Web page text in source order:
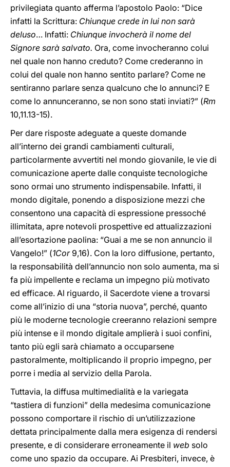
privilegiata quanto afferma l’apostolo Paolo: “Dice
infatti la Scrittura: Chiunque crede in lui non sarà
deluso… Infatti: Chiunque invocherà il nome del
Signore sarà salvato. Ora, come invocheranno colui
nel quale non hanno creduto? Come crederanno in
colui del quale non hanno sentito parlare? Come ne
sentiranno parlare senza qualcuno che lo annunci? E
come lo annunceranno, se non sono stati inviati?” (Rm
10,11.13-15).
Per dare risposte adeguate a queste domande
all’interno dei grandi cambiamenti culturali,
particolarmente avvertiti nel mondo giovanile, le vie di
comunicazione aperte dalle conquiste tecnologiche
sono ormai uno strumento indispensabile. Infatti, il
mondo digitale, ponendo a disposizione mezzi che
consentono una capacità di espressione pressoché
illimitata, apre notevoli prospettive ed attualizzazioni
all’esortazione paolina: “Guai a me se non annuncio il
Vangelo!” (1Cor9,16). Con la loro diffusione, pertanto,
la responsabilità dell’annuncio non solo aumenta, ma si
fa più impellente e reclama un impegno più motivato
ed efficace. Al riguardo, il Sacerdote viene a trovarsi
come all’inizio di una “storia nuova”, perché, quanto
più le moderne tecnologie creeranno relazioni sempre
più intense e il mondo digitale amplierà i suoi confini,
tanto più egli sarà chiamato a occuparsene
pastoralmente, moltiplicando il proprio impegno, per
porre i media al servizio della Parola.
Tuttavia, la diffusa multimedialità e la variegata
“tastiera di funzioni” della medesima comunicazione
possono comportare il rischio di un’utilizzazione
dettata principalmente dalla mera esigenza di rendersi
presente, e di considerare erroneamente il web solo
come uno spazio da occupare. Ai Presbiteri, invece, è